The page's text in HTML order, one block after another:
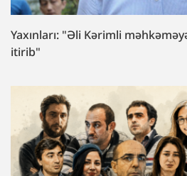
Yaxınları: "Əli Kərimli
itirib"